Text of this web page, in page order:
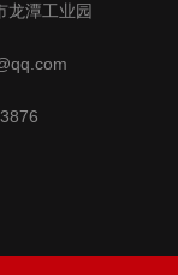
龙潭工业园